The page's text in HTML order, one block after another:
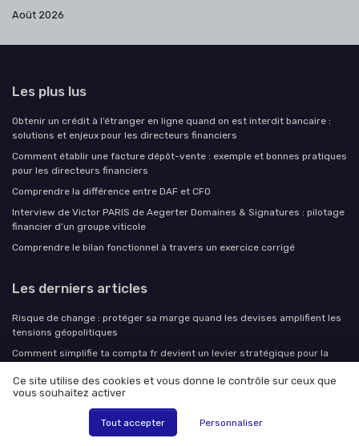
Août 2026
Les plus lus
Obtenir un crédit à l’étranger en ligne quand on est interdit bancaire :
solutions et enjeux pour les directeurs financiers
Comment établir une facture dépôt-vente : exemple et bonnes pratiques
pour les directeurs financiers
Comprendre la différence entre DAF et CFO
Interview de Victor PARIS de Aegerter Domaines & Signatures : pilotage
financier d’un groupe viticole
Comprendre le bilan fonctionnel à travers un exercice corrigé
Les derniers articles
Risque de change : protéger sa marge quand les devises amplifient les
tensions géopolitiques
Comment simplifie ta compta fr devient un levier stratégique pour la
Comment simplifie ta compta fr devient un levier stratégique pour la
Comment utiliser un simulateur EURL pour piloter la rémunération du
gérant et la stratégie de dividendes
Ce site utilise des cookies et vous donne le contrôle sur ceux que
vous souhaitez activer
Tout accepter Personnaliser